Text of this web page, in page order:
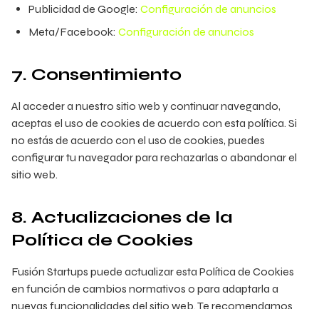
Publicidad de Google: Configuración de anuncios
Meta/Facebook: Configuración de anuncios
7. Consentimiento
Al acceder a nuestro sitio web y continuar navegando,
aceptas el uso de cookies de acuerdo con esta política. Si
no estás de acuerdo con el uso de cookies, puedes
configurar tu navegador para rechazarlas o abandonar el
sitio web.
8. Actualizaciones de la
Política de Cookies
Fusión Startups puede actualizar esta Política de Cookies
en función de cambios normativos o para adaptarla a
nuevas funcionalidades del sitio web. Te recomendamos